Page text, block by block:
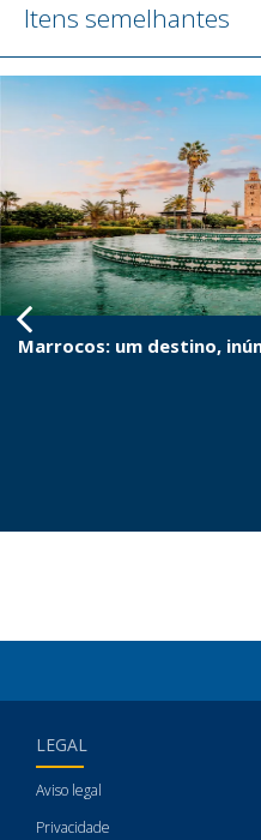
Itens semelhantes
Marrocos: um destino,
LEGAL
Aviso legal
Privacidade